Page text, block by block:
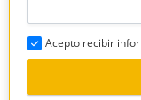
Acepto recibir